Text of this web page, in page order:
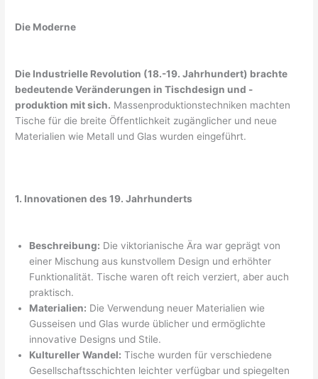
Die Moderne
Die Industrielle Revolution (18.-19. Jahrhundert) brachte
bedeutende Veränderungen in Tischdesign und -
produktion mit sich. Massenproduktionstechniken machten
Tische für die breite Öffentlichkeit zugänglicher und neue
Materialien wie Metall und Glas wurden eingeführt.
1. Innovationen des 19. Jahrhunderts
Beschreibung: Die viktorianische Ära war geprägt von
einer Mischung aus kunstvollem Design und erhöhter
Funktionalität. Tische waren oft reich verziert, aber auch
praktisch.
Materialien: Die Verwendung neuer Materialien wie
Gusseisen und Glas wurde üblicher und ermöglichte
innovative Designs und Stile.
Kultureller Wandel: Tische wurden für verschiedene
Gesellschaftsschichten leichter verfügbar und spiegelten